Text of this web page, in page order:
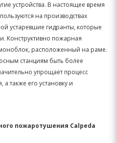
устройства. В настоящее время
на производствах
устаревшие гидранты, которые
Конструктивно пожарная
расположенный на раме.
станциям быть более
упрощает процесс
также его установку и
пожаротушения Calpeda